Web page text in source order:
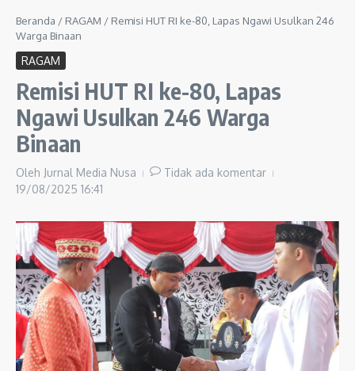
Beranda / RAGAM / Remisi HUT RI ke-80, Lapas Ngawi Usulkan 246
Warga Binaan
RAGAM
Remisi HUT RI ke-80, Lapas
Ngawi Usulkan 246 Warga
Binaan
Oleh Jurnal Media Nusa
Tidak ada komentar
19/08/2025 16:41